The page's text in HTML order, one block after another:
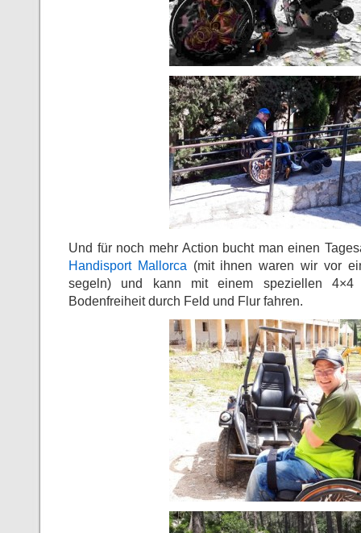
Und für noch mehr Action bucht man einen
Handisport Mallorca (mit ihnen waren wir vor
segeln) und kann mit einem speziellen
Bodenfreiheit durch Feld und Flur fahren.